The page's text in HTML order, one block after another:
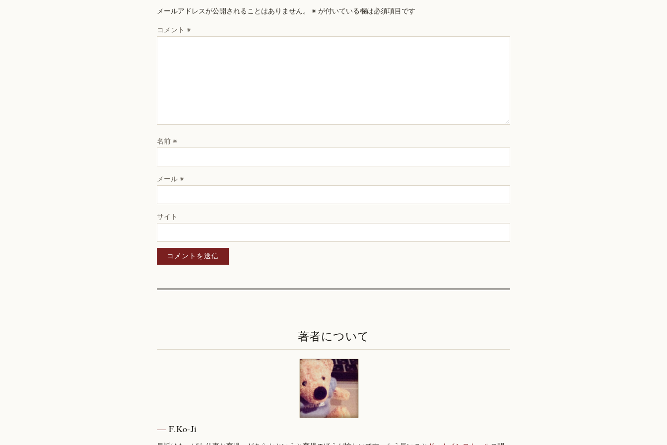
メールアドレスが公開されることはありません。 ※ が付いている欄は必須項目です
コメント ※
名前 ※
メール ※
サイト
著者について
F.Ko-Ji